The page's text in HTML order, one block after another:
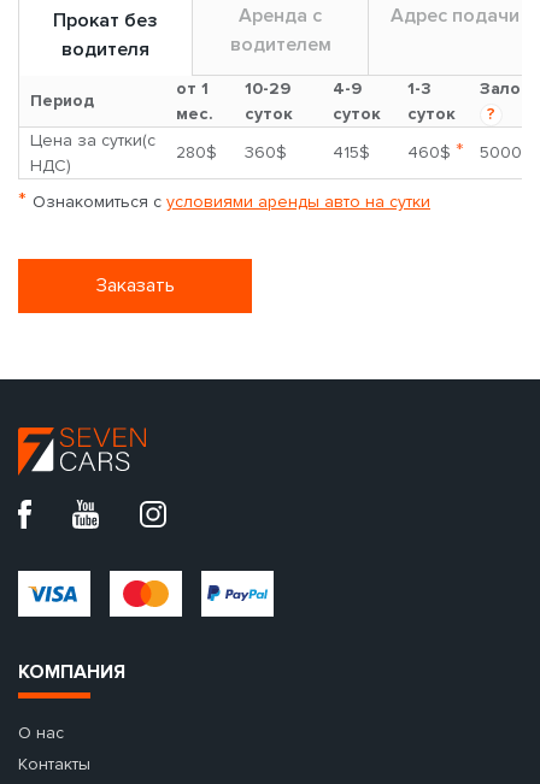
Прокат без
водителя
Аренда с
водителем
Адрес подачи
Период
от 1
мес.
10-29
суток
4-9
суток
1-3
суток
Залог
?
Цена за сутки(с
НДС)
280$ 360$ 415$ 460$ * 5000$
* Ознакомиться с условиями аренды авто на сутки
Заказать
КОМПАНИЯ
О нас
Контакты